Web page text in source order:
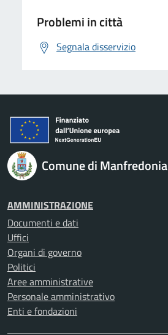
Problemi in città
Segnala disservizio
Comune di Manfredonia
AMMINISTRAZIONE
Documenti e dati
Uffici
Organi di governo
Politici
Aree amministrative
Personale amministrativo
Enti e fondazioni